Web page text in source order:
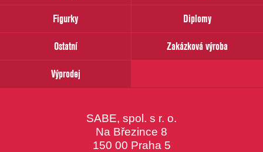
email
Figurky
Diplomy
Ostatní
Zakázková výroba
Výprodej
SABE, spol. s r. o.
Na Březince 8
150 00 Praha 5